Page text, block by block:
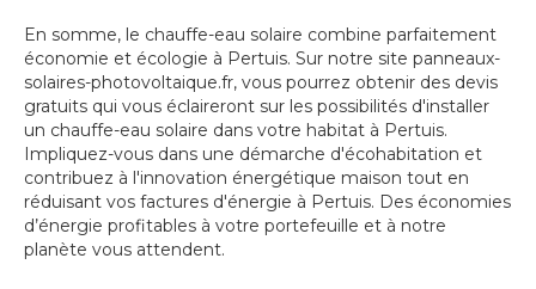
En somme, le chauffe-eau solaire combine parfaitement
économie et écologie à Pertuis. Sur notre site panneaux-
solaires-photovoltaique.fr, vous pourrez obtenir des devis
gratuits qui vous éclaireront sur les possibilités d'installer
un chauffe-eau solaire dans votre habitat à Pertuis.
Impliquez-vous dans une démarche d'écohabitation et
contribuez à l'innovation énergétique maison tout en
réduisant vos factures d'énergie à Pertuis. Des économies
d’énergie profitables à votre portefeuille et à notre
planète vous attendent.